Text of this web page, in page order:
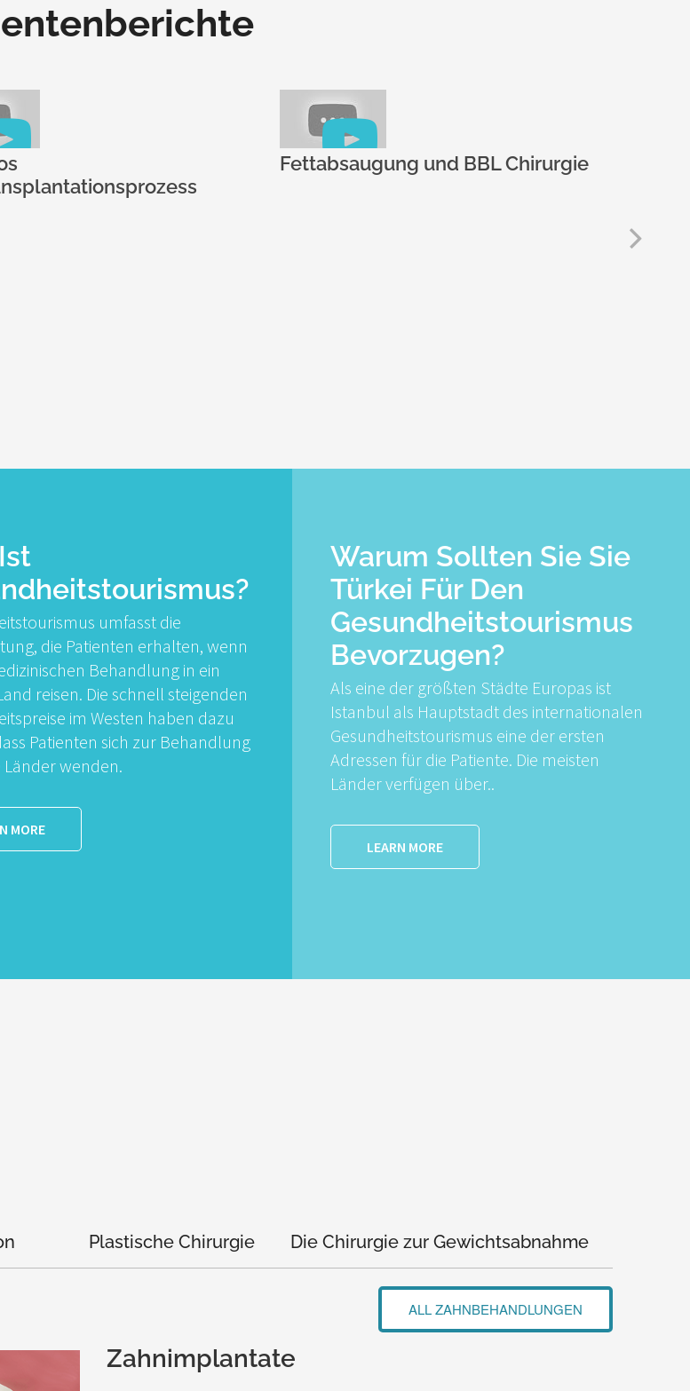
und BBL Chirurgie
Robin's Haartransplantations
Abenteuer
ne
xt
umfasst die
die Patienten erhalten, wenn
Behandlung in ein
reisen. Die schnell steigenden
im Westen haben dazu
Patienten sich zur Behandlung
Länder wenden.
MORE
Warum Sollten Sie Sie
Türkei Für Den
Gesundheitstourismus
Bevorzugen?
Als eine der größten Städte Europas ist
Istanbul als Hauptstadt des internationalen
Gesundheitstourismus eine der ersten
Adressen für die Patiente. Die meisten
Länder verfügen über..
LEARN MORE
Plastische Chirurgie Die Chirurgie zur Gewichtsabnahme
ALL ZAHNBEHANDLUNGEN
Zahnimplantate